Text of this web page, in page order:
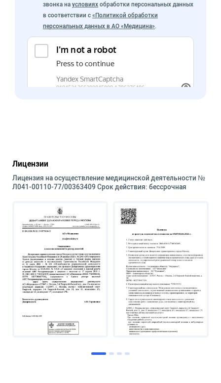
звонка на условиях обработки персональных данных
в соответствии с «Политикой обработки
персональных данных в АО «Медицина».
Лицензии
Лицензия на осуществление медицинской деятельности №
Л041-00110-77/00363409 Срок действия: бессрочная